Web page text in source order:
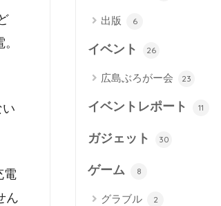
電
ん
出版 6
イベント 26
広島ぶろがー会 23
イベントレポート 11
ガジェット 30
ゲーム 8
グラブル 2